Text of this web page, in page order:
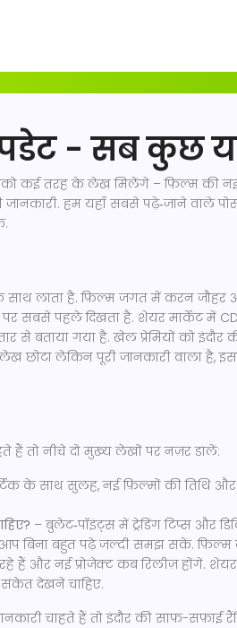
- सब कुछ
कई तरह के लेख मिलेंगे – फ़िल्म की
हम यहाँ सबसे पढ़े‑जाने वाले
साथ लाता है. फ़िल्म जगत में करन जौहर
सबसे पहले दिखता है. शेयर मार्केट में
से बताया गया है. खेल प्रेमियों को इंदौर
लेख छोटा लेकिन पूरी जानकारी वाला है,
हैं तो नीचे दो मुख्य लेखों पर नज़र डालें:
के साथ सुलह, नई फ़िल्मों की तिथि और
– बुलेट‑पॉइंट्स में ट्रेडिंग टिप्स और
आप बिना बहुत पढ़े जल्दी समझ सकें.
हैं और नई प्रोजेक्ट कब रिलीज़ होंगे.
देखने चाहिए.
चाहते हैं तो इंदौर की साफ़-सफ़ाई